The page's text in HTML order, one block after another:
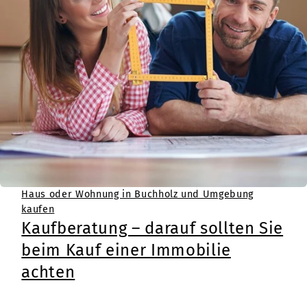
Haus oder Wohnung in Buchholz und Umgebung
kaufen
Kaufberatung – darauf sollten Sie
beim Kauf einer Immobilie
achten